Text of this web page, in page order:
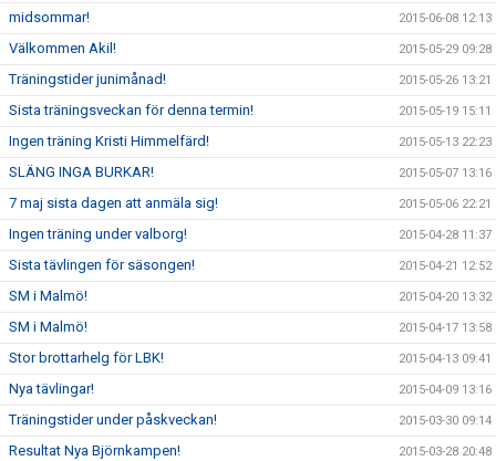
midsommar! 2015-06-08 12:13
Välkommen Akil! 2015-05-29 09:28
Träningstider junimånad! 2015-05-26 13:21
Sista träningsveckan för denna termin! 2015-05-19 15:11
Ingen träning Kristi Himmelfärd! 2015-05-13 22:23
SLÄNG INGA BURKAR! 2015-05-07 13:16
7 maj sista dagen att anmäla sig! 2015-05-06 22:21
Ingen träning under valborg! 2015-04-28 11:37
Sista tävlingen för säsongen! 2015-04-21 12:52
SM i Malmö! 2015-04-20 13:32
SM i Malmö! 2015-04-17 13:58
Stor brottarhelg för LBK! 2015-04-13 09:41
Nya tävlingar! 2015-04-09 13:16
Träningstider under påskveckan! 2015-03-30 09:14
Resultat Nya Björnkampen! 2015-03-28 20:48